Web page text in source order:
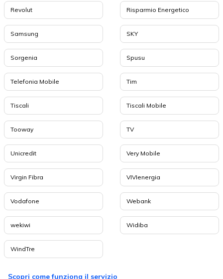
Revolut Risparmio Energetico
Samsung SKY
Sorgenia Spusu
Telefonia Mobile Tim
Tiscali Tiscali Mobile
Tooway TV
Unicredit Very Mobile
Virgin Fibra VIVIenergia
Vodafone Webank
wekiwi Widiba
WindTre
Scopri come funziona il servizio